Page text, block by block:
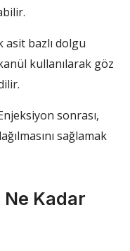
bazlı dolgu
kullanılarak göz
sonrası,
sağlamak
Ne Kadar